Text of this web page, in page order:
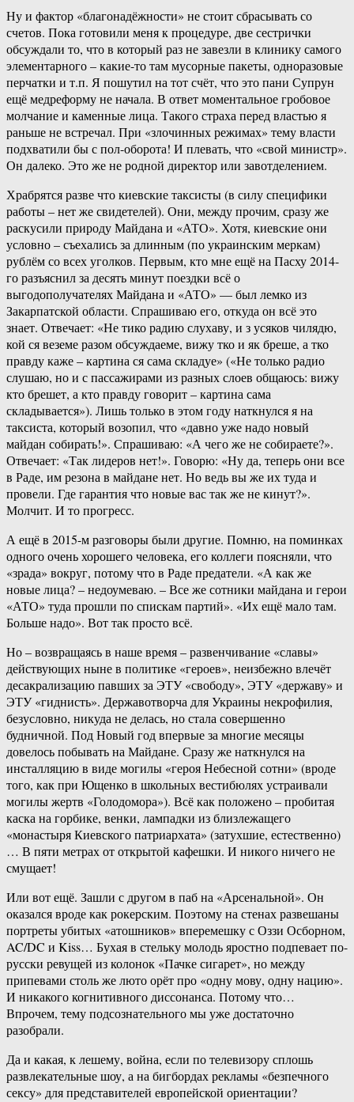
Ну и фактор «благонадёжности» не стоит сбрасывать со
счетов. Пока готовили меня к процедуре, две сестрички
обсуждали то, что в который раз не завезли в клинику самого
элементарного – какие-то там мусорные пакеты, одноразовые
перчатки и т.п. Я пошутил на тот счёт, что это пани Супрун
ещё медреформу не начала. В ответ моментальное гробовое
молчание и каменные лица. Такого страха перед властью я
раньше не встречал. При «злочинных режимах» тему власти
подхватили бы с пол-оборота! И плевать, что «свой министр».
Он далеко. Это же не родной директор или завотделением.
Храбрятся разве что киевские таксисты (в силу специфики
работы – нет же свидетелей). Они, между прочим, сразу же
раскусили природу Майдана и «АТО». Хотя, киевские они
условно – съехались за длинным (по украинским меркам)
рублём со всех уголков. Первым, кто мне ещё на Пасху 2014-
го разъяснил за десять минут поездки всё о
выгодополучателях Майдана и «АТО» — был лемко из
Закарпатской области. Спрашиваю его, откуда он всё это
знает. Отвечает: «Не тико радию слухаву, и з усяков чилядю,
кой ся веземе разом обсуждаеме, вижу тко и як бреше, а тко
правду каже – картина ся сама складуе» («Не только радио
слушаю, но и с пассажирами из разных слоев общаюсь: вижу
кто брешет, а кто правду говорит – картина сама
складывается»). Лишь только в этом году наткнулся я на
таксиста, который возопил, что «давно уже надо новый
майдан собирать!». Спрашиваю: «А чего же не собираете?».
Отвечает: «Так лидеров нет!». Говорю: «Ну да, теперь они все
в Раде, им резона в майдане нет. Но ведь вы же их туда и
провели. Где гарантия что новые вас так же не кинут?».
Молчит. И то прогресс.
А ещё в 2015-м разговоры были другие. Помню, на поминках
одного очень хорошего человека, его коллеги поясняли, что
«зрада» вокруг, потому что в Раде предатели. «А как же
новые лица? – недоумеваю. – Все же сотники майдана и герои
«АТО» туда прошли по спискам партий». «Их ещё мало там.
Больше надо». Вот так просто всё.
Но – возвращаясь в наше время – развенчивание «славы»
действующих ныне в политике «героев», неизбежно влечёт
десакрализацию павших за ЭТУ «свободу», ЭТУ «державу» и
ЭТУ «гиднисть». Державотворча для Украины некрофилия,
безусловно, никуда не делась, но стала совершенно
будничной. Под Новый год впервые за многие месяцы
довелось побывать на Майдане. Сразу же наткнулся на
инсталляцию в виде могилы «героя Небесной сотни» (вроде
того, как при Ющенко в школьных вестибюлях устраивали
могилы жертв «Голодомора»). Всё как положено – пробитая
каска на горбике, венки, лампадки из близлежащего
«монастыря Киевского патриархата» (затухшие, естественно)
… В пяти метрах от открытой кафешки. И никого ничего не
смущает!
Или вот ещё. Зашли с другом в паб на «Арсенальной». Он
оказался вроде как рокерским. Поэтому на стенах развешаны
портреты убитых «атошников» вперемешку с Оззи Осборном,
AC/DC и Kiss… Бухая в стельку молодь яростно подпевает по-
русски ревущей из колонок «Пачке сигарет», но между
припевами столь же люто орёт про «одну мову, одну нацию».
И никакого когнитивного диссонанса. Потому что…
Впрочем, тему подсознательного мы уже достаточно
разобрали.
Да и какая, к лешему, война, если по телевизору сплошь
развлекательные шоу, а на бигбордах рекламы «безпечного
сексу» для представителей европейской ориентации?